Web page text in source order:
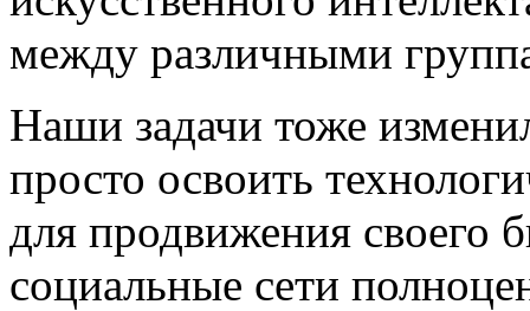
между различными
Наши задачи тоже
просто освоить
для продвижения своего
социальные сети